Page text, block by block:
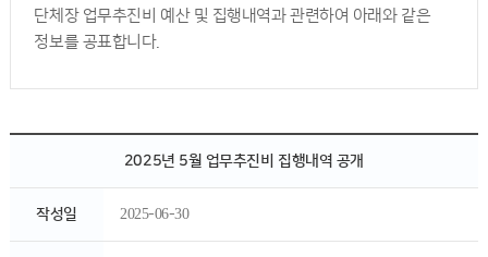
단체장 업무추진비 예산 및 집행내역과 관련하여 아래와 같은
정보를 공표합니다.
2025년 5월 업무추진비 집행내역 공개
작성일 2025-06-30